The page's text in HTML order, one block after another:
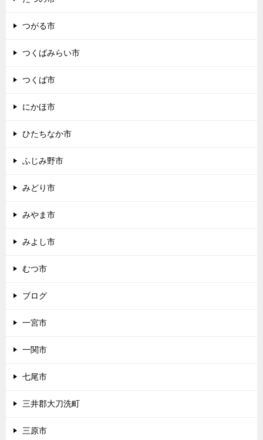
つがる市
つくばみらい市
つくば市
にかほ市
ひたちなか市
ふじみ野市
みどり市
みやま市
みよし市
むつ市
ブログ
一宮市
一関市
七尾市
三井郡大刀洗町
三原市